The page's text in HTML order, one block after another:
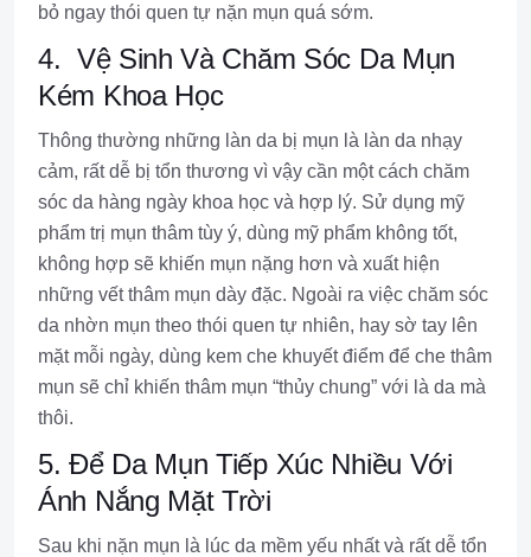
bỏ ngay thói quen tự nặn mụn quá sớm.
4. Vệ Sinh Và Chăm Sóc Da Mụn
Kém Khoa Học
Thông thường những làn da bị mụn là làn da nhạy
cảm, rất dễ bị tổn thương vì vậy cần một cách chăm
sóc da hàng ngày khoa học và hợp lý. Sử dụng mỹ
phẩm trị mụn thâm tùy ý, dùng mỹ phẩm không tốt,
không hợp sẽ khiến mụn nặng hơn và xuất hiện
những vết thâm mụn dày đặc. Ngoài ra việc chăm sóc
da nhờn mụn theo thói quen tự nhiên, hay sờ tay lên
mặt mỗi ngày, dùng kem che khuyết điểm để che thâm
mụn sẽ chỉ khiến thâm mụn “thủy chung” với là da mà
thôi.
5. Để Da Mụn Tiếp Xúc Nhiều Với
Ánh Nắng Mặt Trời
Sau khi nặn mụn là lúc da mềm yếu nhất và rất dễ tổn